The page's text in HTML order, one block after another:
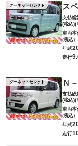
グーネットセレクト ス
支払総
(税込)(
車両本
(税込)
年式
走行
グーネットセレクト Ｎ
支払総
(税込)(
車両本
(税込)
年式
走行